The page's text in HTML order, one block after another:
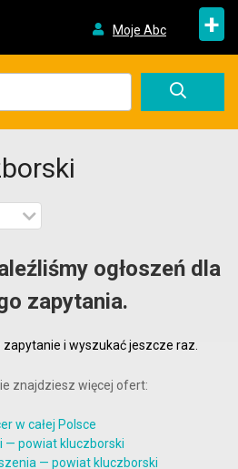
Moje Abc +
ogłoszeń dla
zapytania.
i wyszukać jeszcze raz.
znajdziesz więcej ofert:
w całej Polsce
— powiat kluczborski
— powiat kluczborski